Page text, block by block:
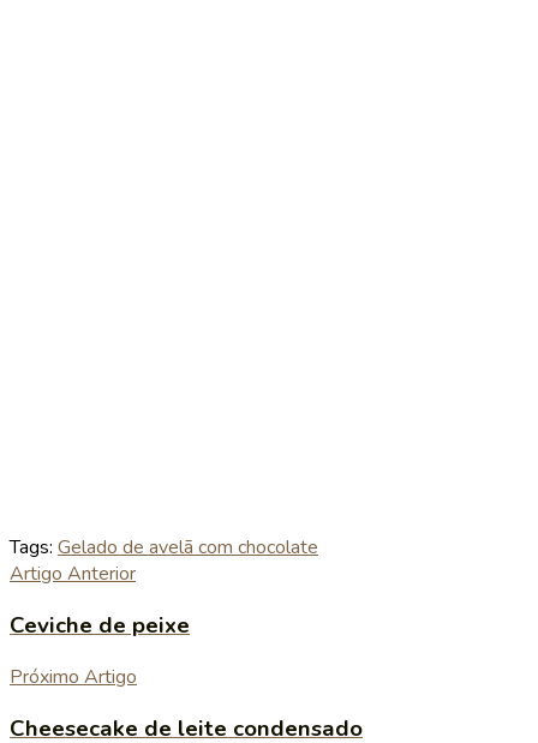
Tags: Gelado de avelã com chocolate
Artigo Anterior
Ceviche de peixe
Próximo Artigo
Cheesecake de leite condensado